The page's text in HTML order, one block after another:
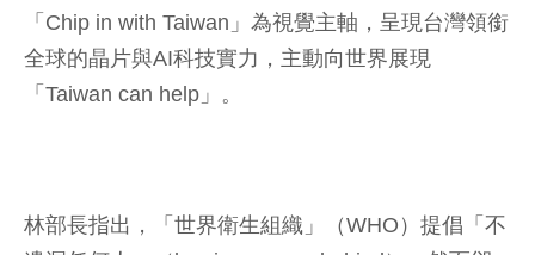
「Chip in with Taiwan」為視覺主軸，呈現台灣領銜
全球的晶片與AI科技實力，主動向世界展現
「Taiwan can help」。
林部長指出，「世界衛生組織」（WHO）提倡「不